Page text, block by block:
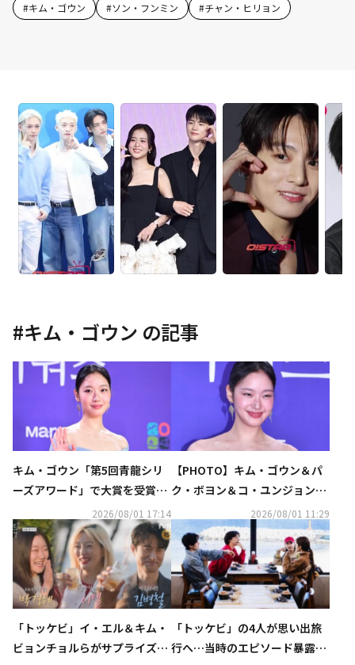
#キム・ゴウン #ソン・フンミン #チャン・ヒリョン
#キム・ゴウン の記事
キム・ゴウン「第5回青龍シリ
ーズアワード」で大賞を受賞…
最優秀作品賞は「伝説のキッチ
ン・ソルジャー」に（総合）
2026/08/01 17:14
【PHOTO】キム・ゴウン＆パ
ク・ボヨン＆コ・ユンジョンら
「第5回青龍シリーズアワー
ド」レッドカーペットに登場
2026/08/01 11:29
「トッケビ」イ・エル＆キム・
ビョンチョルらがサプライズ登
「トッケビ」の4人が思い出旅
行へ…当時のエピソード暴露に